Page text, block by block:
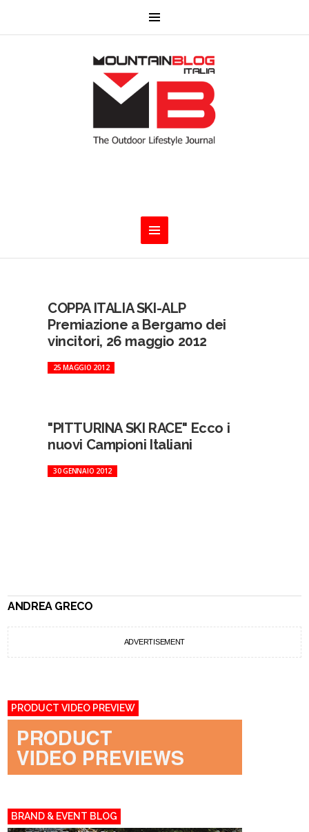
COPPA ITALIA SKI-ALP
Premiazione a Bergamo dei
vincitori, 26 maggio 2012
25 MAGGIO 2012
"PITTURINA SKI RACE" Ecco i
nuovi Campioni Italiani
30 GENNAIO 2012
ANDREA GRECO
ADVERTISEMENT
PRODUCT VIDEO PREVIEW
BRAND & EVENT BLOG